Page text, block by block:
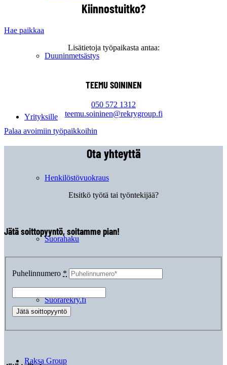
Duuninmetsästys
Yrityksille
Henkilöstövuokraus
Suorahaku
Suorarekry.fi
Raksa Group
Kiinnostuitko?
Hae paikkaa
Lisätietoja työpaikasta antaa:
TEEMU SOININEN
050 572 1312
teemu.soininen@rekrygroup.fi
Palaa avoimiin työpaikkoihin
Ota yhteyttä
Etsitkö työtä tai työntekijää?
Jätä soittopyyntö, soitamme pian!
Puhelinnumero *